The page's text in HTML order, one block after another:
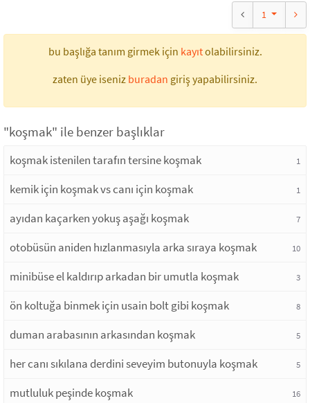
1
bu başlığa tanım girmek için kayıtolabilirsiniz.
zaten üye iseniz buradan giriş yapabilirsiniz.
"koşmak" ile benzer başlıklar
koşmak istenilen tarafın tersine koşmak 1
kemik için koşmak vs canı için koşmak 1
ayıdan kaçarken yokuş aşağı koşmak 7
otobüsün aniden hızlanmasıyla arka sıraya koşmak 10
minibüse el kaldırıp arkadan bir umutla koşmak 3
ön koltuğa binmek için usain bolt gibi koşmak 8
duman arabasının arkasından koşmak 5
her canı sıkılana derdini seveyim butonuyla koşmak 5
mutluluk peşinde koşmak 16